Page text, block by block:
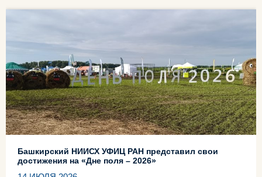
Башкирский НИИСХ УФИЦ РАН представил свои
достижения на «Дне поля – 2026»